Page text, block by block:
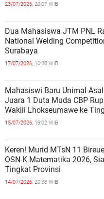
23/07/2026, 20:07 WIB
Dua Mahasiswa JTM PNL
National Welding
Surabaya
17/07/2026, 10:38 WIB
Mahasiswi Baru Unimal
Juara 1 Duta Muda CBP
Wakili Lhokseumawe ke
15/07/2026, 19:02 WIB
Keren! Murid MTsN 11
OSN-K Matematika 2026,
Tingkat Provinsi
14/07/2026, 20:38 WIB